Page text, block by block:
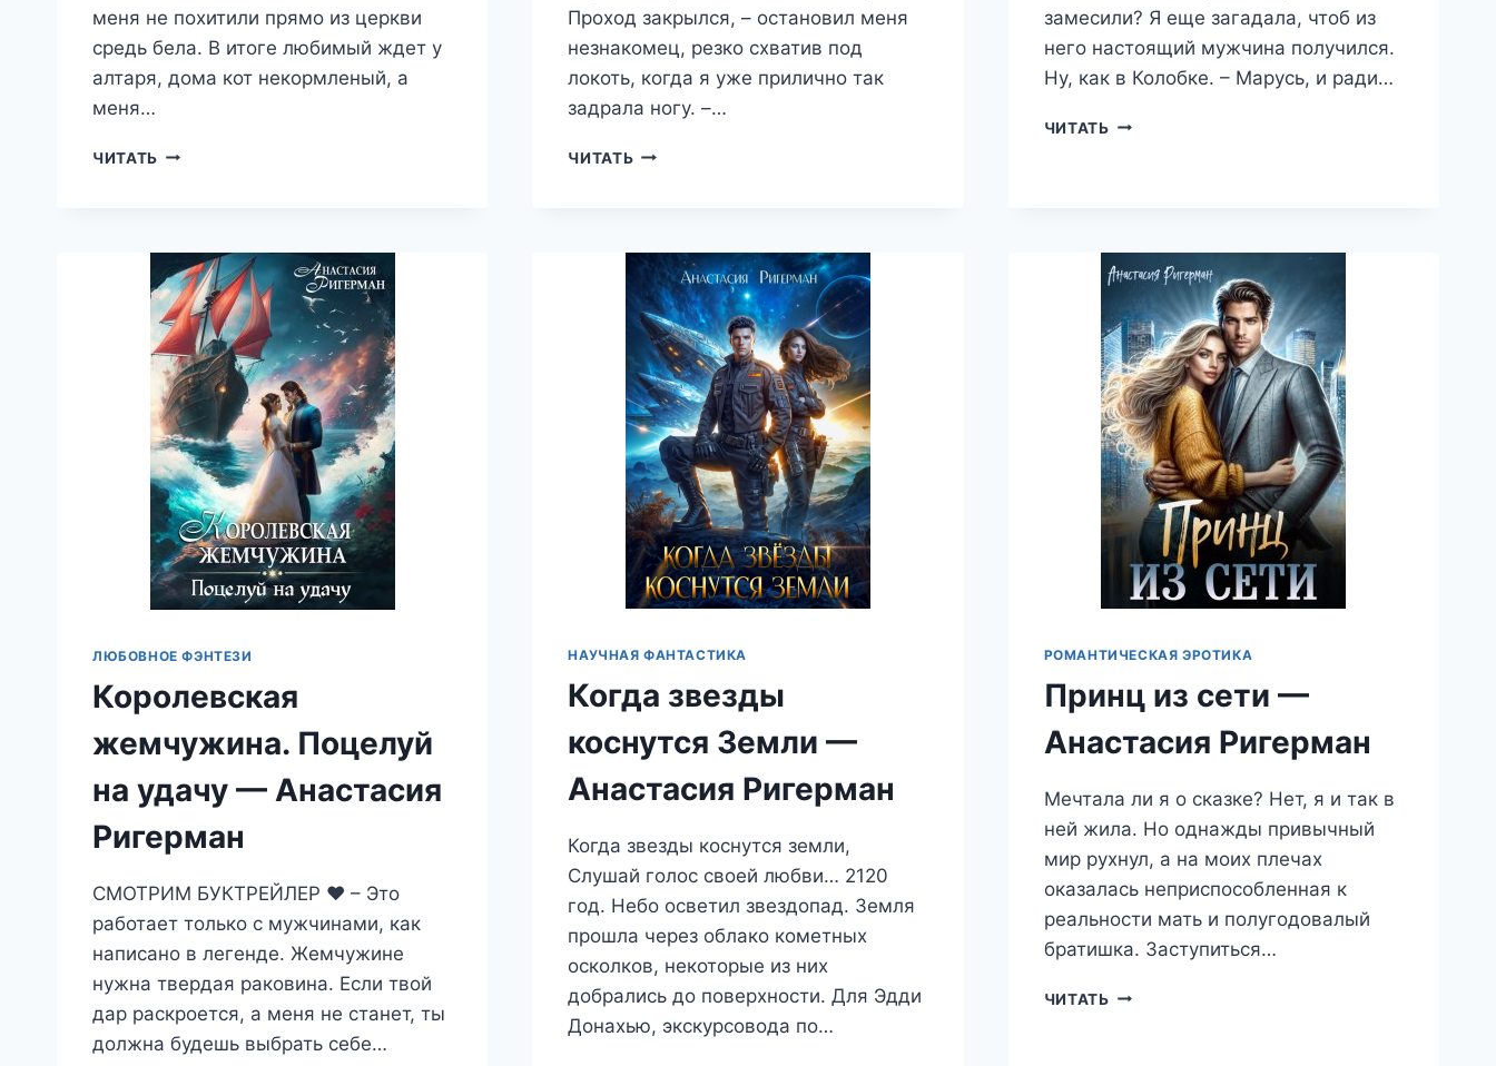
меня не похитили прямо из церкви
средь бела. В итоге любимый ждет у
алтаря, дома кот некормленый, а
меня…
ЧИТАТЬ ВО
—
АНАСТАСИЯ
РИГЕРМАН
Проход закрылся, – остановил меня
незнакомец, резко схватив под
локоть, когда я уже прилично так
задрала ногу. –…
ЧИТАТЬ НАСЛЕДСТВО
РИГЕРМАН
замесили? Я еще загадала, чтоб из
него настоящий мужчина получился.
Ну, как в Колобке. – Марусь, и ради…
ЧИТАТЬ РЕЦЕПТ
ЛЮБОВНОЕ ФЭНТЕЗИ
Королевская
жемчужина. Поцелуй
на удачу — Анастасия
Ригерман
СМОТРИМ БУКТРЕЙЛЕР ❤️ – Это
работает только с мужчинами, как
написано в легенде. Жемчужине
нужна твердая раковина. Если твой
дар раскроется, а меня не станет, ты
должна будешь выбрать себе…
НАУЧНАЯ ФАНТАСТИКА
Когда звезды
коснутся Земли —
Анастасия Ригерман
Когда звезды коснутся земли,
Слушай голос своей любви… 2120
год. Небо осветил звездопад. Земля
прошла через облако кометных
осколков, некоторые из них
добрались до поверхности. Для Эдди
Донахью, экскурсовода по…
РОМАНТИЧЕСКАЯ ЭРОТИКА
Принц из сети —
Анастасия Ригерман
Мечтала ли я о сказке? Нет, я и так в
ней жила. Но однажды привычный
мир рухнул, а на моих плечах
оказалась неприспособленная к
реальности мать и полугодовалый
братишка. Заступиться…
ЧИТАТЬ ПРИНЦ